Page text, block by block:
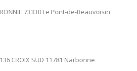
73330 Le Pont-de-Beauvoisin
CROIX SUD 11781 Narbonne